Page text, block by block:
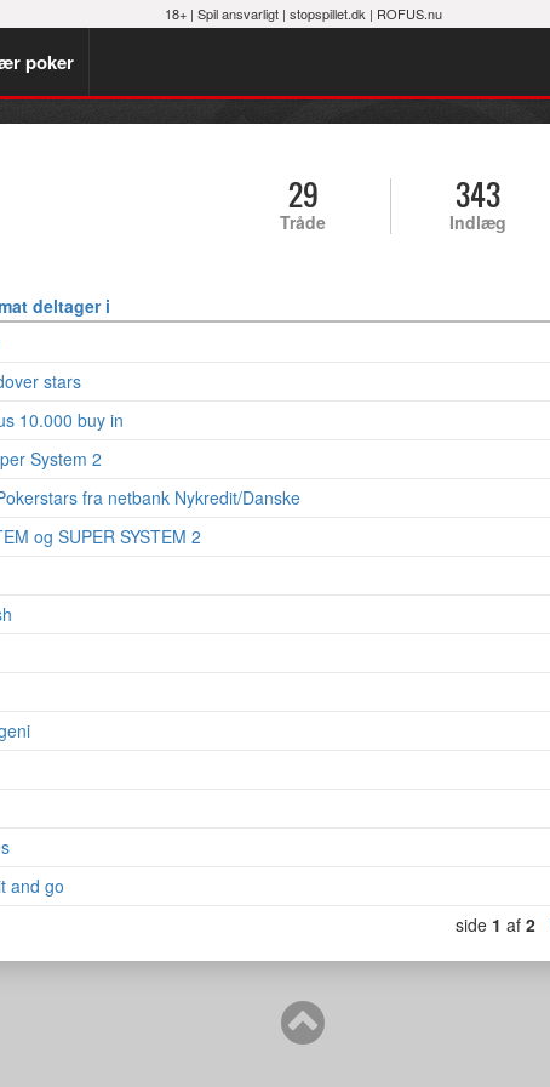
18+ | Spil ansvarligt| stopspillet.dk | ROFUS.nu
poker
29
Tråde
343
Indlæg
deltager i
stars
10.000 buy in
System 2
fra netbank Nykredit/Danske
og SUPER SYSTEM 2
and go
side 1 af 2